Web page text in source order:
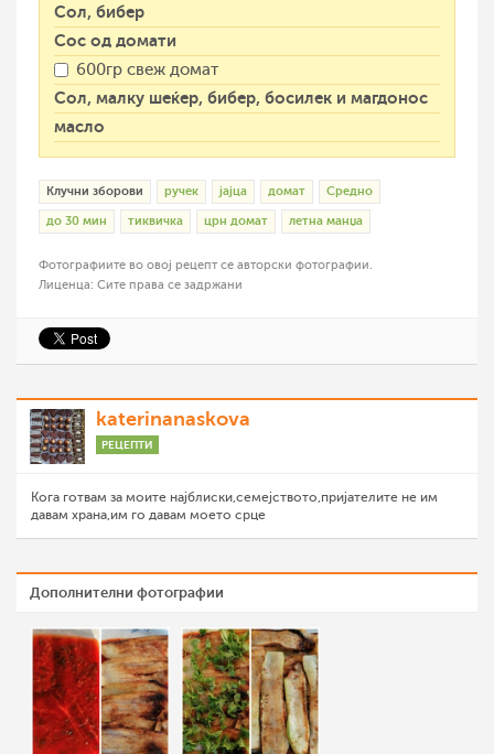
Сол, бибер
Сос од домати
600гр свеж домат
Сол, малку шеќер, бибер, босилек и магдонос
масло
Клучни зборови ручек јајца домат Средно
до 30 мин тиквичка црн домат летна манџа
Фотографиите во овој рецепт се авторски фотографии.
Лиценца: Сите права се задржани
katerinanaskova
РЕЦЕПТИ
Кога готвам за моите најблиски,семејството,пријателите не им
давам храна,им го давам моето срце
Дополнителни фотографии